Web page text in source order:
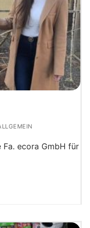
Fa. ecora GmbH für